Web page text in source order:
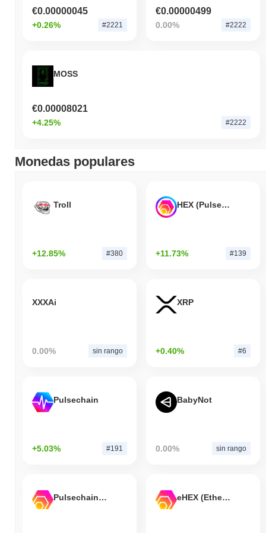
del precio de RBCAT en relación con el impulso del mercado más
amplio.
€0.00000045
+0.26% #2221
€0.00000499
0.00% #2222
MOSS
€0.00008021
+4.25% #2222
Monedas populares
Troll
+12.85% #380
HEX (Pulsechain)
+11.73% #139
XXXAi
0.00% sin rango
XRP
+0.40% #6
Pulsechain
+5.03% #191
BabyNot
0.00% sin rango
Pulsechain Bridged HEX (Pulsechain) eHEX (Ethereum)